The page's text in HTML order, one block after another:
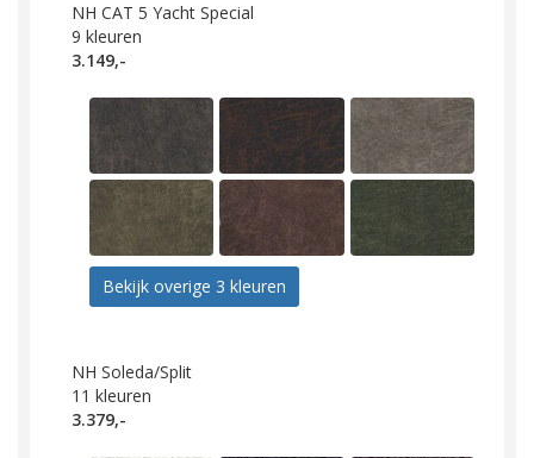
NH CAT 5 Yacht Special
9 kleuren
3.149,-
Bekijk overige 3 kleuren
NH Soleda/Split
11 kleuren
3.379,-